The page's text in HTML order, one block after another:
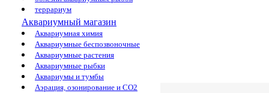
террариум
Аквариумный магазин
Аквариумная химия
Аквариумные беспозвоночные
Аквариумные растения
Аквариумные рыбки
Аквариумы и тумбы
Аэрация, озонирование и CO2